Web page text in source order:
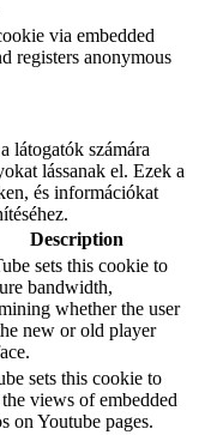
via embedded
registers anonymous
látogatók számára
lássanak el. Ezek a
és információkat
Description
sets this cookie to
bandwidth,
whether the user
new or old player
sets this cookie to
views of embedded
on Youtube pages.